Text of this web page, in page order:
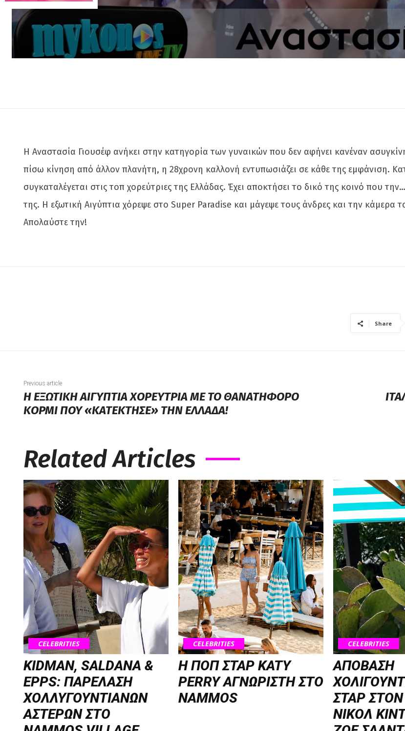
Η Αναστασία Γιουσέφ ανήκει στην κατηγορία των γυναικών που δεν αφήνει κανέναν
πίσω κίνηση από άλλον πλανήτη, η 28χρονη καλλονή εντυπωσιάζει σε κάθε της εμφάνιση.
συγκαταλέγεται στις τοπ χορεύτριες της Ελλάδας. Έχει αποκτήσει το δικό της κοινό που
της. Η εξωτική Αιγύπτια χόρεψε στο Super Paradise και μάγεψε τους άνδρες και την
Απολαύστε την!
Share
Previous article
Η ΕΞΩΤΙΚΗ ΑΙΓΥΠΤΙΑ ΧΟΡΕΥΤΡΙΑ ΜΕ ΤΟ ΘΑΝΑΤΗΦΟΡΟ
ΚΟΡΜΙ ΠΟΥ «ΚΑΤΕΚΤΗΣΕ» ΤΗΝ ΕΛΛΑΔΑ!
Related Articles
CELEBRITIES
KIDMAN, SALDANA &
EPPS: ΠΑΡΕΛΑΣΗ
ΧΟΛΛΥΓΟΥΝΤΙΑΝΩΝ
ΑΣΤΕΡΩΝ ΣΤΟ
CELEBRITIES
H ΠΟΠ ΣΤΑΡ KATY
PERRY ΑΓΝΩΡΙΣΤΗ ΣΤΟ
NAMMOS
CELEBRITIES
ΑΠΟΒΑΣΗ
ΣΤΑΡ
ΝΙΚΟΛ